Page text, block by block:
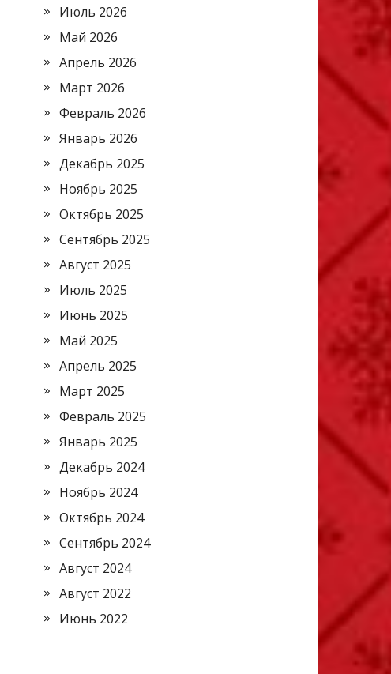
Июль 2026
Май 2026
Апрель 2026
Март 2026
Февраль 2026
Январь 2026
Декабрь 2025
Ноябрь 2025
Октябрь 2025
Сентябрь 2025
Август 2025
Июль 2025
Июнь 2025
Май 2025
Апрель 2025
Март 2025
Февраль 2025
Январь 2025
Декабрь 2024
Ноябрь 2024
Октябрь 2024
Сентябрь 2024
Август 2024
Август 2022
Июнь 2022